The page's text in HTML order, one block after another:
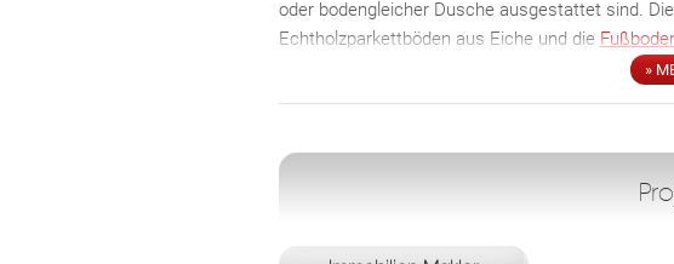
oder bodengleicher Dusche ausgestattet sind.
Echtholzparkettböden aus Eiche und die
ein Ambiente, das Eleganz und Behaglichkeit
Fahrradraum tragen zu einem gelungenen
Alle Wohnungen zur Eigennutzung oder als
»